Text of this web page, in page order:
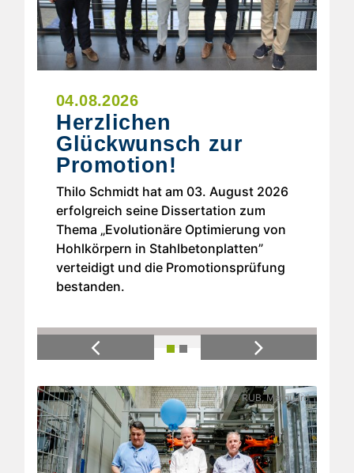
04.08.2026
Herzlichen
Glückwunsch zur
Promotion!
Thilo Schmidt hat am 03. August 2026
erfolgreich seine Dissertation zum
Thema „Evolutionäre Optimierung von
Hohlkörpern in Stahlbetonplatten”
verteidigt und die Promotionsprüfung
bestanden.
Previous Next
© RUB, Marquard